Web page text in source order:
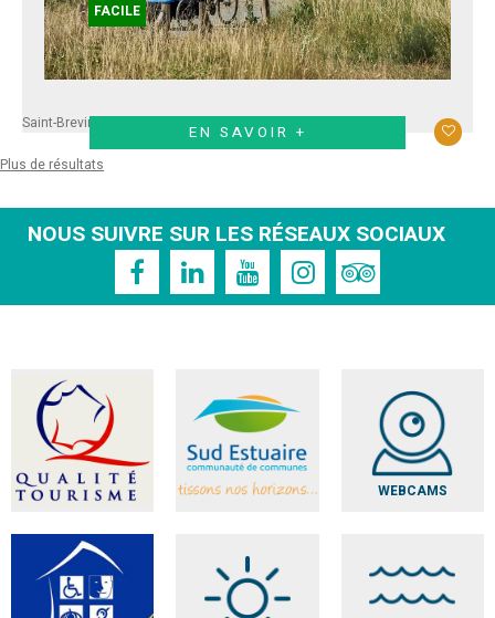
EN SAVOIR +
Saint-BrevinSaint-Père en Retz
FACILE
Plus de résultats
NOUS SUIVRE SUR LES RÉSEAUX SOCIAUX
WEBCAMS